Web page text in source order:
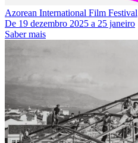
Azorean International Film Festival
De 19 dezembro 2025 a 25 janeiro
Saber mais